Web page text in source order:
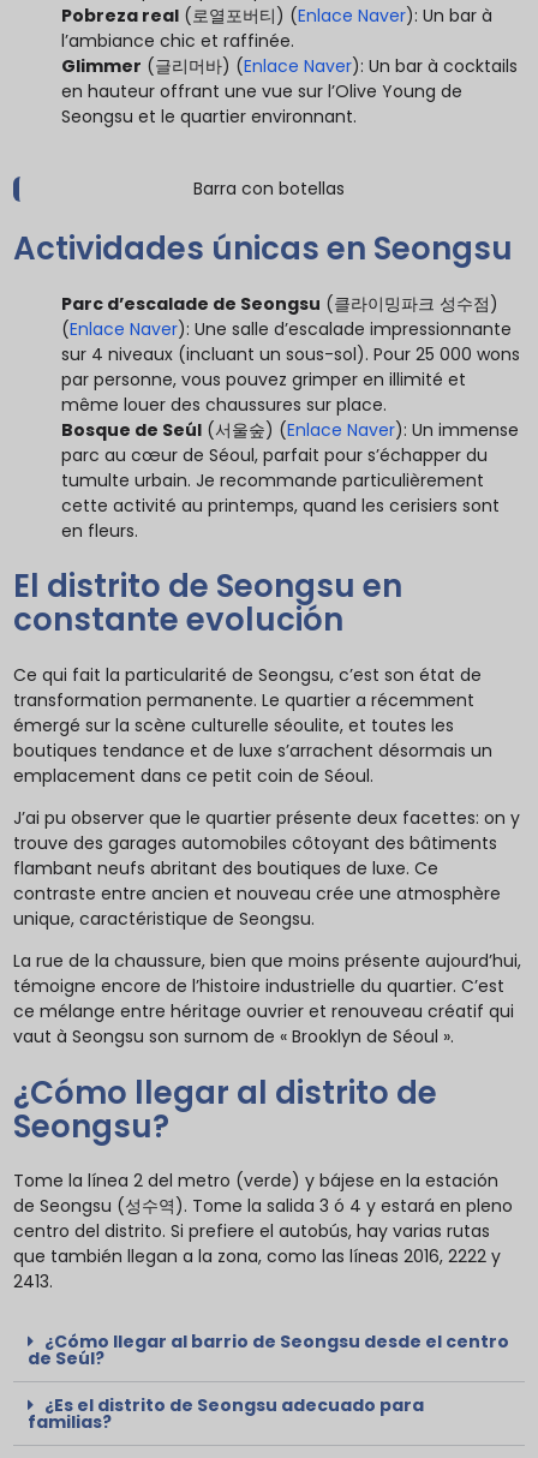
Pobreza real (로열포버티) (Enlace Naver): Un bar à
l’ambiance chic et raffinée.
Glimmer (글리머바) (Enlace Naver): Un bar à cocktails
en hauteur offrant une vue sur l’Olive Young de
Seongsu et le quartier environnant.
Actividades únicas en Seongsu
Parc d’escalade de Seongsu (클라이밍파크 성수점)
(Enlace Naver): Une salle d’escalade impressionnante
sur 4 niveaux (incluant un sous-sol). Pour 25 000 wons
par personne, vous pouvez grimper en illimité et
même louer des chaussures sur place.
Bosque de Seúl (서울숲) (Enlace Naver): Un immense
parc au cœur de Séoul, parfait pour s’échapper du
tumulte urbain. Je recommande particulièrement
cette activité au printemps, quand les cerisiers sont
en fleurs.
El distrito de Seongsu en
constante evolución
Ce qui fait la particularité de Seongsu, c’est son état de
transformation permanente. Le quartier a récemment
émergé sur la scène culturelle séoulite, et toutes les
boutiques tendance et de luxe s’arrachent désormais un
emplacement dans ce petit coin de Séoul.
J’ai pu observer que le quartier présente deux facettes: on y
trouve des garages automobiles côtoyant des bâtiments
flambant neufs abritant des boutiques de luxe. Ce
contraste entre ancien et nouveau crée une atmosphère
unique, caractéristique de Seongsu.
La rue de la chaussure, bien que moins présente aujourd’hui,
témoigne encore de l’histoire industrielle du quartier. C’est
ce mélange entre héritage ouvrier et renouveau créatif qui
vaut à Seongsu son surnom de « Brooklyn de Séoul ».
¿Cómo llegar al distrito de
Seongsu?
Tome la línea 2 del metro (verde) y bájese en la estación
de Seongsu (성수역). Tome la salida 3 ó 4 y estará en pleno
centro del distrito. Si prefiere el autobús, hay varias rutas
que también llegan a la zona, como las líneas 2016, 2222 y
2413.
¿Cómo llegar al barrio de Seongsu desde el centro
de Seúl?
¿Es el distrito de Seongsu adecuado para
familias?